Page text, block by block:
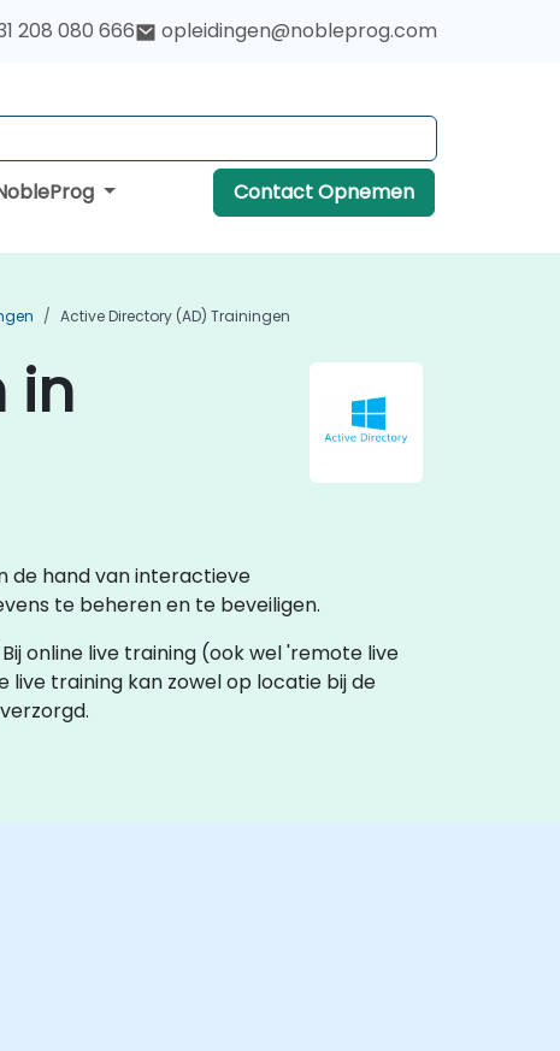
208 080 666 opleidingen@nobleprog.com
Contact Opnemen
Active Directory (AD) Trainingen
in
de hand van interactieve
te beheren en te beveiligen.
online live training (ook wel 'remote live
live training kan zowel op locatie bij de